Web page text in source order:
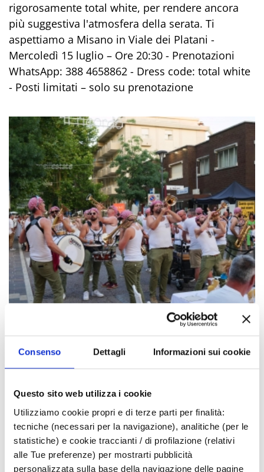
Consenso Dettagli Informazioni sui cookie
Questo sito web utilizza i cookie
Utilizziamo cookie propri e di terze parti per finalità:
tecniche (necessari per la navigazione), analitiche (per le
statistiche) e cookie traccianti / di profilazione (relativi
alle Tue preferenze) per mostrarti pubblicità
personalizzata sulla base della navigazione delle pagine
rigorosamente total white, per rendere ancora
più suggestiva l'atmosfera della serata. Ti
aspettiamo a Misano in Viale dei Platani -
Mercoledì 15 luglio – Ore 20:30 - Prenotazioni
WhatsApp: 388 4658862 - Dress code: total white
- Posti limitati – solo su prenotazione